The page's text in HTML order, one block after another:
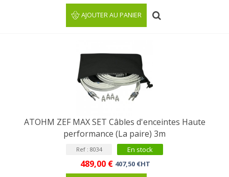
AJOUTER AU PANIER
ATOHM ZEF MAX SET Câbles d'enceintes Haute
performance (La paire) 3m
Ref : 8034 En stock
489,00 € 407,50 €HT